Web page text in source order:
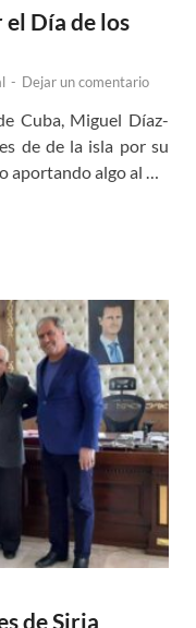
Día de los
- Dejar un comentario
Cuba, Miguel Díaz-
de de la isla por su
aportando algo al …
de Siria